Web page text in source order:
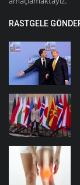
RASTGELE